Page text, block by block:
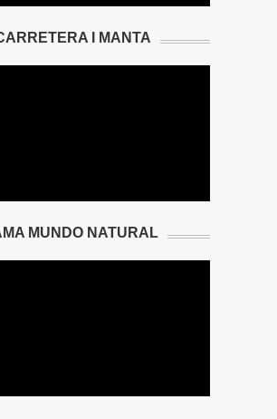
I MANTA
MUNDO NATURAL